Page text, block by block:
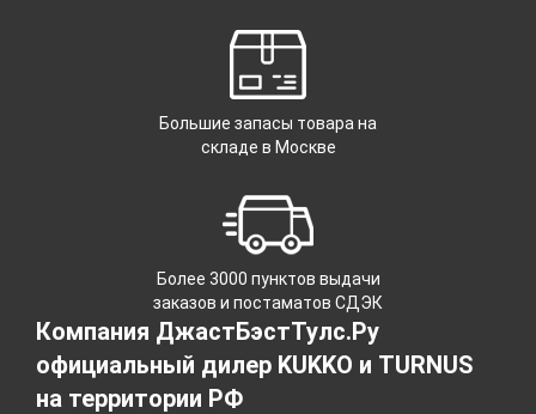
Большие запасы товара на
складе в Москве
Более 3000 пунктов выдачи
заказов и постаматов СДЭК
Компания ДжастБэстТулс.Ру
официальный дилер KUKKO и TURNUS
на территории РФ